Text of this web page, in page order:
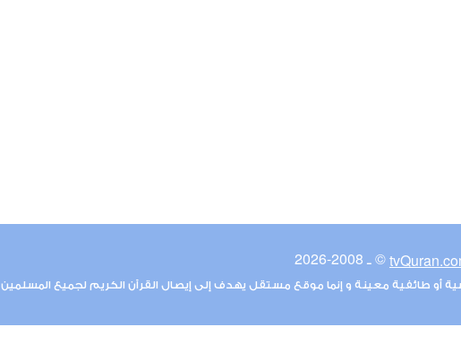
© ـ 2008-2026
أو طائفية معينة و إنما موقع مستقل يهدف إلى إيصال القرآن الكريم لجميع المسلمين